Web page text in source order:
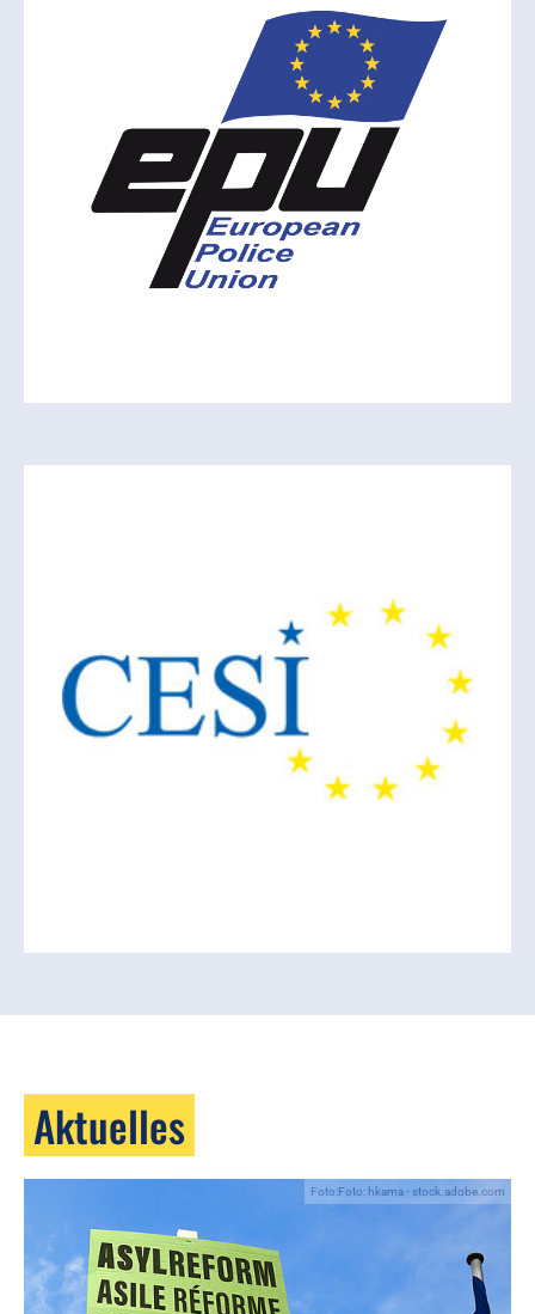
Aktuelles
Foto:Foto: hkama - stock.adobe.com